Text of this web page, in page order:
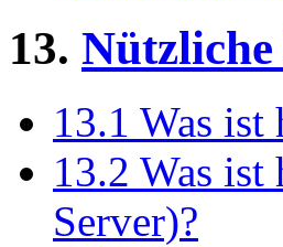
13.
13.1 Was ist
13.2 Was
Server)?